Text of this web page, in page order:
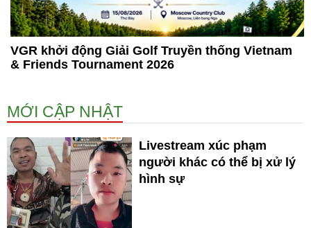
VGR khởi động Giải Golf Truyền thống Vietnam
& Friends Tournament 2026
MỚI CẬP NHẬT
Livestream xúc phạm
người khác có thể bị xử lý
hình sự